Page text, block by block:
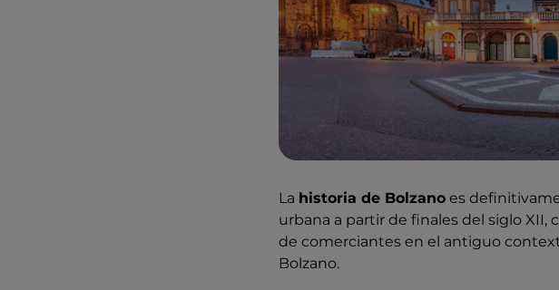
La historia de Bolzano es
urbana a partir de finales del siglo
de comerciantes en el antiguo
Bolzano.